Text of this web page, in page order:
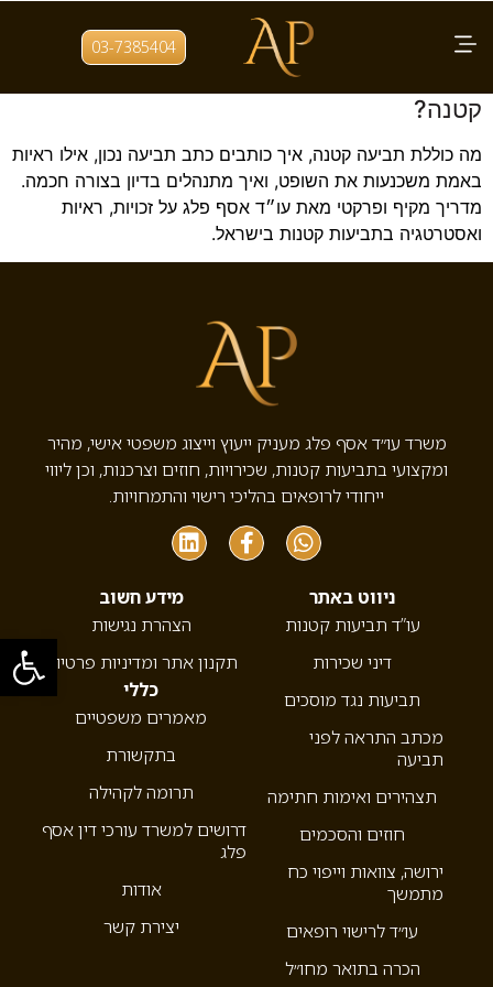
פתח
03-7385404 תגית: ייעוץ משפטי תביעה קטנה
מה הדגשים החשובים לפני הגשת תביעה
קטנה?
מה כוללת תביעה קטנה, איך כותבים כתב תביעה נכון, אילו ראיות
באמת משכנעות את השופט, ואיך מתנהלים בדיון בצורה חכמה.
מדריך מקיף ופרקטי מאת עו״ד אסף פלג על זכויות, ראיות
ואסטרטגיה בתביעות קטנות בישראל.
משרד עו״ד אסף פלג מעניק ייעוץ וייצוג משפטי אישי, מהיר
ומקצועי בתביעות קטנות, שכירויות, חוזים וצרכנות, וכן ליווי
ייחודי לרופאים בהליכי רישוי והתמחויות.
ניווט באתר
עו”ד תביעות קטנות
דיני שכירות
תביעות נגד מוסכים
מכתב התראה לפני
תביעה
תצהירים ואימות חתימה
חוזים והסכמים
ירושה, צוואות וייפוי כח
מתמשך
עו״ד לרישוי רופאים
הכרה בתואר מחו״ל
מידע חשוב
הצהרת נגישות
תקנון אתר ומדיניות פרטיות
כללי
מאמרים משפטיים
בתקשורת
תרומה לקהילה
דרושים למשרד עורכי דין אסף
פלג
אודות
יצירת קשר